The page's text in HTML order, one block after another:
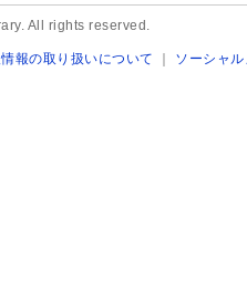
All rights reserved.
報の取り扱いについて ｜ ソーシャ